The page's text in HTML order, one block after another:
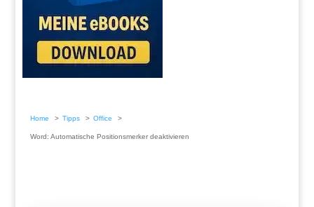
Home Tipps Office
Word: Automatische Positionsmerker deaktivieren